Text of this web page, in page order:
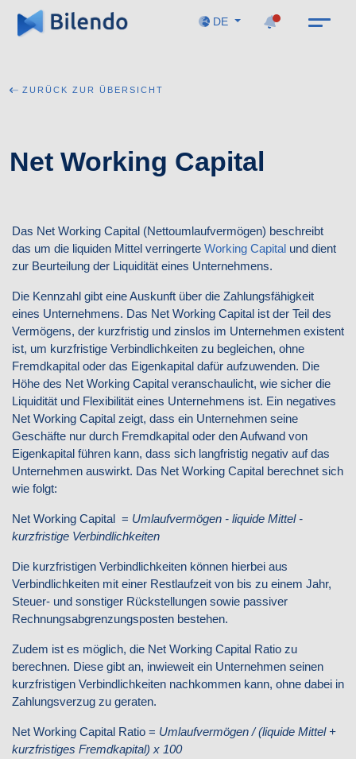
DE
ZURÜCK ZUR ÜBERSICHT
Net Working Capital
Das Net Working Capital (Nettoumlaufvermögen) beschreibt
das um die liquiden Mittel verringerte Working Capital und dient
zur Beurteilung der Liquidität eines Unternehmens.
Die Kennzahl gibt eine Auskunft über die Zahlungsfähigkeit
eines Unternehmens. Das Net Working Capital ist der Teil des
Vermögens, der kurzfristig und zinslos im Unternehmen existent
ist, um kurzfristige Verbindlichkeiten zu begleichen, ohne
Fremdkapital oder das Eigenkapital dafür aufzuwenden. Die
Höhe des Net Working Capital veranschaulicht, wie sicher die
Liquidität und Flexibilität eines Unternehmens ist. Ein negatives
Net Working Capital zeigt, dass ein Unternehmen seine
Geschäfte nur durch Fremdkapital oder den Aufwand von
Eigenkapital führen kann, dass sich langfristig negativ auf das
Unternehmen auswirkt. Das Net Working Capital berechnet sich
wie folgt:
Net Working Capital = Umlaufvermögen - liquide Mittel -
kurzfristige Verbindlichkeiten
Die kurzfristigen Verbindlichkeiten können hierbei aus
Verbindlichkeiten mit einer Restlaufzeit von bis zu einem Jahr,
Steuer- und sonstiger Rückstellungen sowie passiver
Rechnungsabgrenzungsposten bestehen.
Zudem ist es möglich, die Net Working Capital Ratio zu
berechnen. Diese gibt an, inwieweit ein Unternehmen seinen
kurzfristigen Verbindlichkeiten nachkommen kann, ohne dabei in
Zahlungsverzug zu geraten.
Net Working Capital Ratio = Umlaufvermögen / (liquide Mittel +
kurzfristiges Fremdkapital) x 100